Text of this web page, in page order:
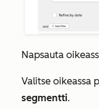
Napsauta
Valitse oikeassa
segmentti.